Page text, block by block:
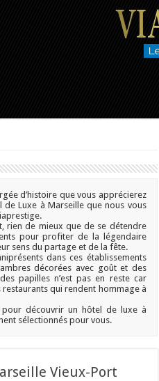
d’histoire que vous apprécierez
Luxe à Marseille que nous vous
rien de mieux que de se détendre
pour profiter de la légendaire
sens du partage et de la fête.
dans ces établissements
décorées avec goût et des
papilles n’est pas en reste car
qui rendent hommage à
découvrir un hôtel de luxe à
sélectionnés pour vous.
Vieux-Port